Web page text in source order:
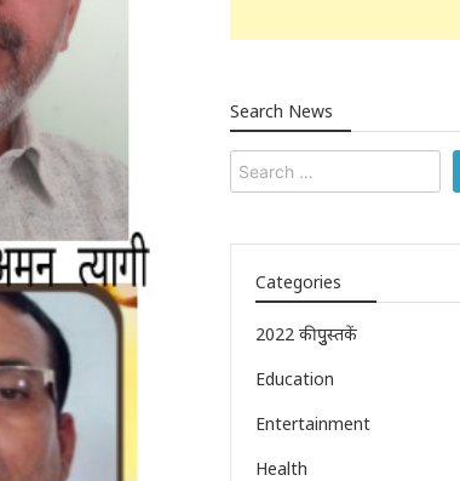
Search News
Categories
2022 की पुुस्तकें
Education
Entertainment
Health